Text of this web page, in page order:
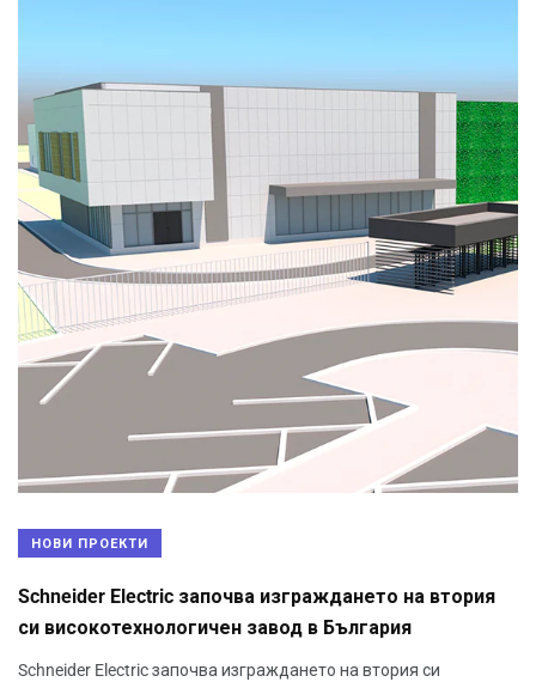
НОВИ ПРОЕКТИ
Schneider Electric започва изграждането на втория
си високотехнологичен завод в България
Schneider Electric започва изграждането на втория си